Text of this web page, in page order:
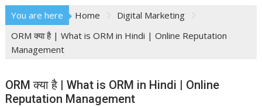
You are here Home
Digital Marketing
ORM क्या है | What is ORM in Hindi | Online Reputation
Management
ORM क्या है | What is ORM in Hindi | Online
Reputation Management